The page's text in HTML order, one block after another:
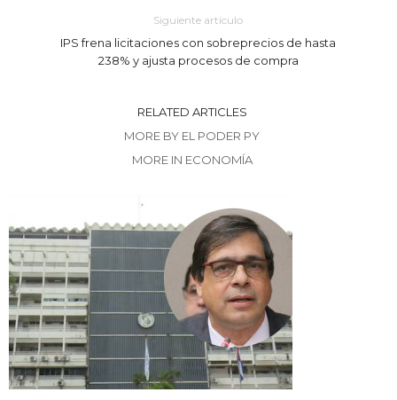
Siguiente artículo
IPS frena licitaciones con sobreprecios de hasta
238% y ajusta procesos de compra
RELATED ARTICLES
MORE BY EL PODER PY
MORE IN ECONOMÍA